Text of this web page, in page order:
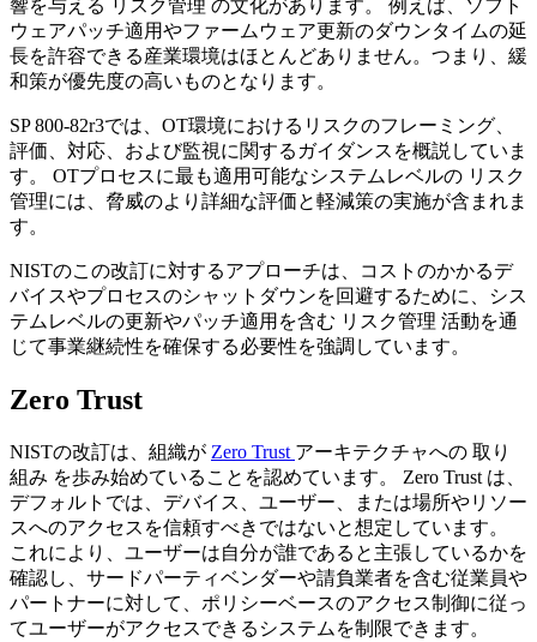
響を与える リスク管理 の文化があります。 例えば、ソフト
ウェアパッチ適用やファームウェア更新のダウンタイムの延
長を許容できる産業環境はほとんどありません。つまり、緩
和策が優先度の高いものとなります。
SP 800-82r3では、OT環境におけるリスクのフレーミング、
評価、対応、および監視に関するガイダンスを概説していま
す。 OTプロセスに最も適用可能なシステムレベルの リスク
管理には、脅威のより詳細な評価と軽減策の実施が含まれま
す。
NISTのこの改訂に対するアプローチは、コストのかかるデ
バイスやプロセスのシャットダウンを回避するために、シス
テムレベルの更新やパッチ適用を含む リスク管理 活動を通
じて事業継続性を確保する必要性を強調しています。
Zero Trust
NISTの改訂は、組織が Zero Trust アーキテクチャへの 取り
組み を歩み始めていることを認めています。 Zero Trust は、
デフォルトでは、デバイス、ユーザー、または場所やリソー
スへのアクセスを信頼すべきではないと想定しています。
これにより、ユーザーは自分が誰であると主張しているかを
確認し、サードパーティベンダーや請負業者を含む従業員や
パートナーに対して、ポリシーベースのアクセス制御に従っ
てユーザーがアクセスできるシステムを制限できます。